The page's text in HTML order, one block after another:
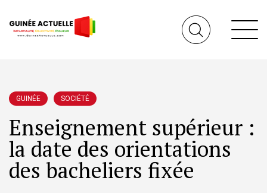
GUINÉE SOCIÉTÉ
Enseignement supérieur :
la date des orientations
des bacheliers fixée